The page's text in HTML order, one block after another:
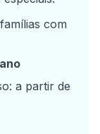
com
a partir de